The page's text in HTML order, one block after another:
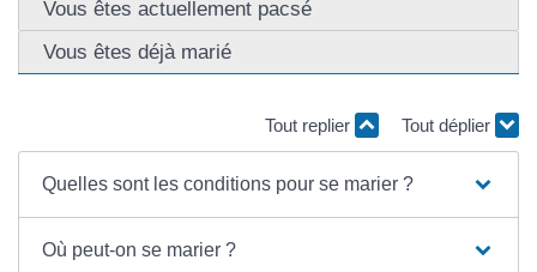
Vous êtes actuellement pacsé
Vous êtes déjà marié
Tout replier Tout déplier
Quelles sont les conditions pour se marier ?
Où peut-on se marier ?